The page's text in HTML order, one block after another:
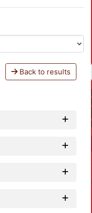
Back to results